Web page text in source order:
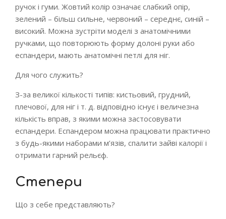
ручок і гуми. Жовтий колір означає слабкий опір,
зелений – більш сильне, червоний – середнє, синій –
високий. Можна зустріти моделі з анатомічними
ручками, що повторюють форму долоні руки або
еспандери, мають анатомічні петлі для ніг.
Для чого служить?
З-за великої кількості типів: кистьовий, грудний,
плечової, для ніг і т. д. відповідно існує і величезна
кількість вправ, з якими можна застосовувати
еспандери. Еспандером можна працювати практично
з будь-якими наборами м’язів, спалити зайві калорії і
отримати гарний рельєф.
Степери
Що з себе представляють?